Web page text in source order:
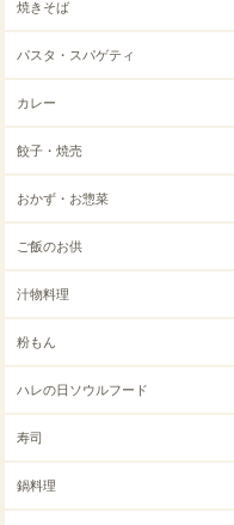
焼きそば
パスタ・スパゲティ
カレー
餃子・焼売
おかず・お惣菜
ご飯のお供
汁物料理
粉もん
ハレの日ソウルフード
寿司
鍋料理